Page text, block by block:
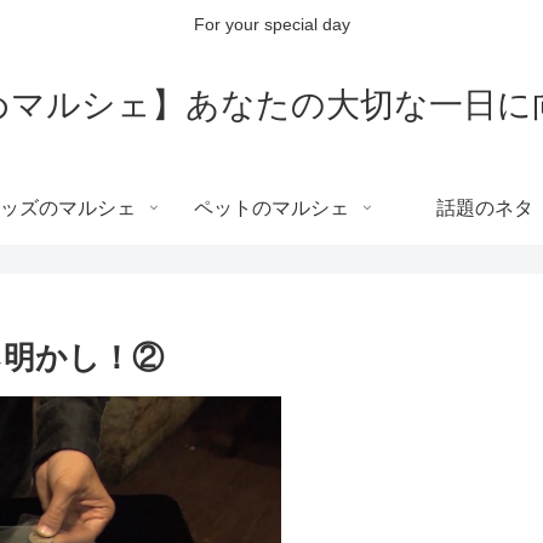
For your special day
マルシェ】あなたの大切な一日に
ズのマルシェ ペットのマルシェ 話題のネタ
明かし！②